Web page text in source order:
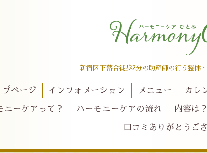
新宿区下落合徒歩2分の助産師の行う整体
プページ インフォメーション メニュー カレ
ニーケアって？ ハーモニーケアの流れ 内容は？
口コミありがとうご